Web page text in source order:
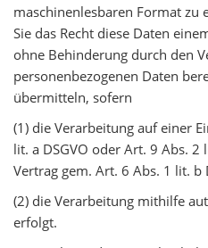
maschinenlesbaren Format zu
Sie das Recht diese Daten
ohne Behinderung durch den
personenbezogenen Daten
übermitteln, sofern
(1) die Verarbeitung auf einer
lit. a DSGVO oder Art. 9 Abs. 2
Vertrag gem. Art. 6 Abs. 1 lit. b
(2) die Verarbeitung mithilfe
erfolgt.